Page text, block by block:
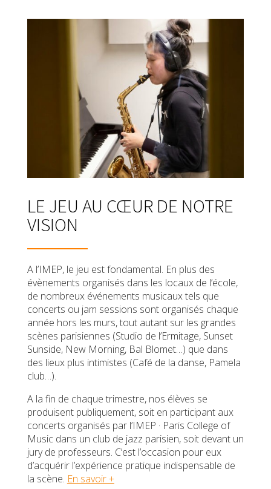
LE JEU AU CŒUR DE NOTRE
VISION
A l’IMEP, le jeu est fondamental. En plus des
évènements organisés dans les locaux de l’école,
de nombreux événements musicaux tels que
concerts ou jam sessions sont organisés chaque
année hors les murs, tout autant sur les grandes
scènes parisiennes (Studio de l’Ermitage, Sunset
Sunside, New Morning, Bal Blomet…) que dans
des lieux plus intimistes (Café de la danse, Pamela
club…).
A la fin de chaque trimestre, nos élèves se
produisent publiquement, soit en participant aux
concerts organisés par l’IMEP · Paris College of
Music dans un club de jazz parisien, soit devant un
jury de professeurs. C’est l’occasion pour eux
d’acquérir l’expérience pratique indispensable de
la scène. En savoir +